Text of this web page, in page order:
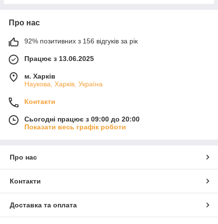
Про нас
92% позитивних з 156 відгуків за рік
Працює з 13.06.2025
м. Харків
Наукова, Харків, Україна
Контакти
Сьогодні працює з 09:00 до 20:00
Показати весь графік роботи
Про нас
Контакти
Доставка та оплата